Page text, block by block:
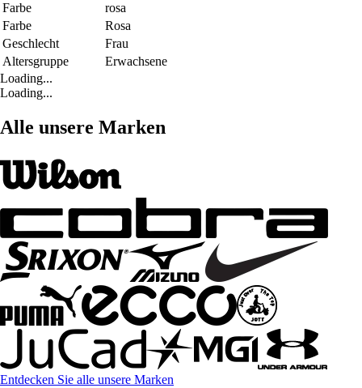
Farbe
rosa
Farbe
Rosa
Geschlecht
Frau
Altersgruppe
Erwachsene
Loading...
Loading...
Alle unsere Marken
Entdecken Sie alle unsere Marken